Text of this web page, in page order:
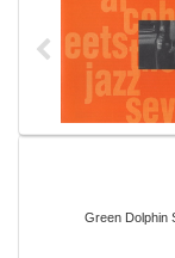
Green Dolphin